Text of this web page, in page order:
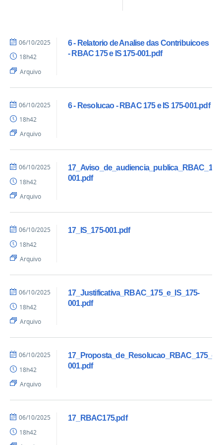
6 - Relatorio de Analise das Contribuicoes
- RBAC 175 e IS 175-001.pdf
06/10/2025
18h42
Arquivo
6 - Resolucao - RBAC 175 e IS 175-001.pdf
06/10/2025
18h42
Arquivo
001.pdf
06/10/2025
18h42
Arquivo
17_IS_175-001.pdf
06/10/2025
18h42
Arquivo
17_Justificativa_RBAC_175_e_IS_175-
001.pdf
06/10/2025
18h42
Arquivo
001.pdf
06/10/2025
18h42
Arquivo
17_RBAC175.pdf
06/10/2025
18h42